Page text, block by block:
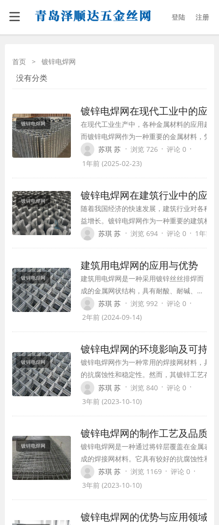
登陆 注册
首页 > 镀锌电焊网
没有分类
镀锌电焊网
镀锌电焊网在现代工业中的应
在现代工业生产中，各种金属材料的应用越
而镀锌电焊网作为一种重要的金属材料，凭
性能和优越性，在众多行业中发挥着关键作
为您详细介绍镀锌电焊网的特性、应用领域
苏琪 苏 · 浏览 726 · 评论 0 ·
1年前 (2025-02-23)
镀锌电焊网 镀锌电焊网在建筑行业中的应
随着我国经济的快速发展，建筑行业对各种
益增长。镀锌电焊网作为一种重要的建筑材
能和广泛的应用领域，在建筑行业中占据了
苏琪 苏 · 浏览 694 · 评论 0 · 1年前
镀锌电焊网
建筑用电焊网的应用与优势
建筑用电焊网是一种采用镀锌丝丝排焊而
成的金属网状结构，具有耐酸、耐碱、焊
接牢固、美观等特点。它在建筑行业中发
挥着重要的作用，为建筑施工提供了诸多
苏琪 苏 · 浏览 992 · 评论 0 ·
2年前 (2024-09-14)
镀锌电焊网
镀锌电焊网的环境影响及可持
镀锌电焊网作为一种常用的焊接网材料，具
的抗腐蚀性和稳定性。然而，其镀锌工艺存
的环境影响。本文将从环境影响和可持续发
方面谈论镀锌电焊网的相关问题。
苏琪 苏 · 浏览 840 · 评论 0 ·
3年前 (2023-10-10)
镀锌电焊网
镀锌电焊网的制作工艺及品质
镀锌电焊网是一种通过将锌层覆盖在金属表
成的焊接网材料。它具有较好的抗腐蚀性和
性，被广泛应用于各个领域。本文将介绍镀
焊网的制作工艺及品质控制。
苏琪 苏 · 浏览 1169 · 评论 0 ·
3年前 (2023-10-10)
镀锌电焊网的优势与应用领域